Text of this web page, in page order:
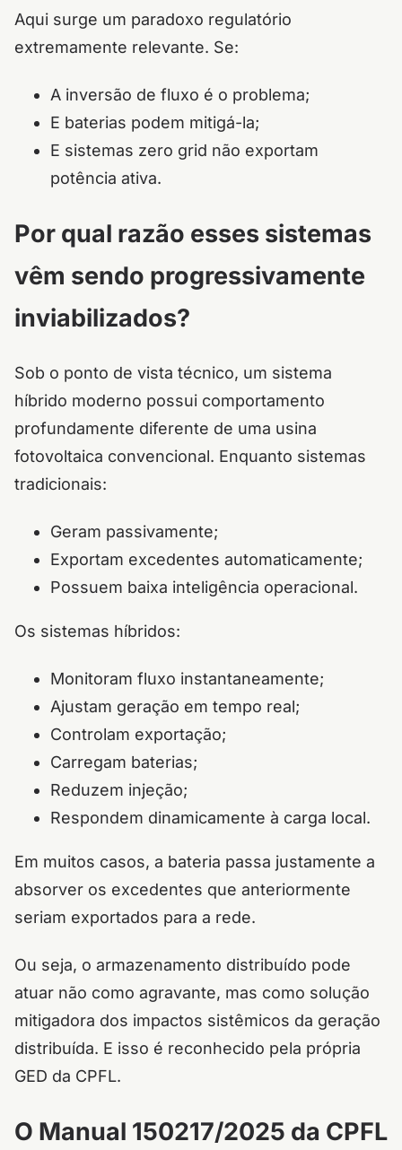
Aqui surge um paradoxo regulatório
extremamente relevante. Se:
A inversão de fluxo é o problema;
E baterias podem mitigá-la;
E sistemas zero grid não exportam
potência ativa.
Por qual razão esses sistemas
vêm sendo progressivamente
inviabilizados?
Sob o ponto de vista técnico, um sistema
híbrido moderno possui comportamento
profundamente diferente de uma usina
fotovoltaica convencional. Enquanto sistemas
tradicionais:
Geram passivamente;
Exportam excedentes automaticamente;
Possuem baixa inteligência operacional.
Os sistemas híbridos:
Monitoram fluxo instantaneamente;
Ajustam geração em tempo real;
Controlam exportação;
Carregam baterias;
Reduzem injeção;
Respondem dinamicamente à carga local.
Em muitos casos, a bateria passa justamente a
absorver os excedentes que anteriormente
seriam exportados para a rede.
Ou seja, o armazenamento distribuído pode
atuar não como agravante, mas como solução
mitigadora dos impactos sistêmicos da geração
distribuída. E isso é reconhecido pela própria
GED da CPFL.
O Manual 150217/2025 da CPFL